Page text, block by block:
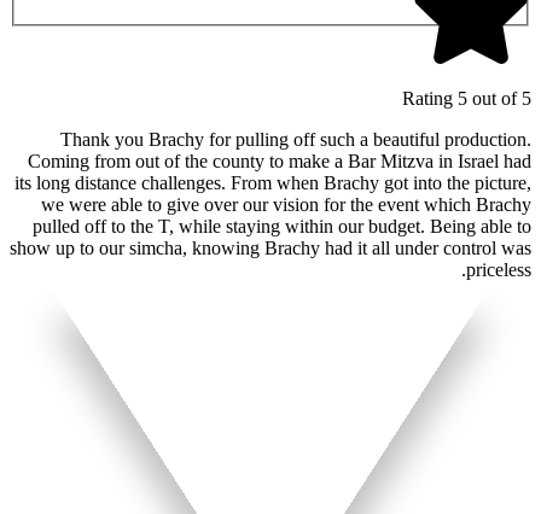
Rating 5 out of 5
Thank you Brachy for pulling off such a beautiful production.
Coming from out of the county to make a Bar Mitzva in Israel had
its long distance challenges. From when Brachy got into the picture,
we were able to give over our vision for the event which Brachy
pulled off to the T, while staying within our budget. Being able to
show up to our simcha, knowing Brachy had it all under control was
priceless.